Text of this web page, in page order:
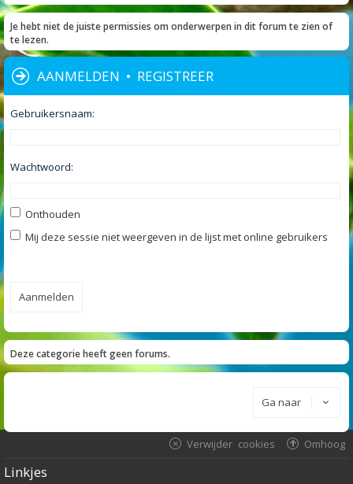
Je hebt niet de juiste permissies om onderwerpen in dit forum te zien of
te lezen.
AANMELDEN • REGISTREER
Gebruikersnaam:
Wachtwoord:
Onthouden
Mij deze sessie niet weergeven in de lijst met online gebruikers
Deze categorie heeft geen forums.
Ga naar
Omhoog
Verwijder cookies
Linkjes